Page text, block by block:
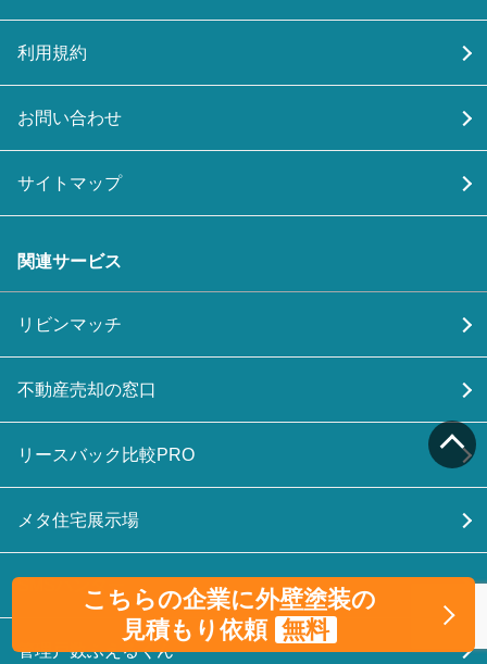
利用規約
お問い合わせ
サイトマップ
関連サービス
リビンマッチ
不動産売却の窓口
リースバック比較PRO
メタ住宅展示場
SMSハンター
管理戸数ふえるくん
こちらの企業に外壁塗装の
見積もり依頼 無料